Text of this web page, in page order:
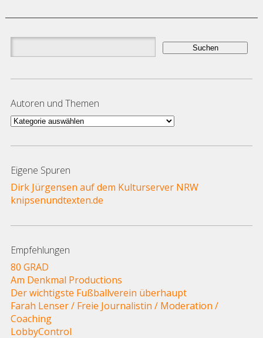
Suchen
nach:
Autoren und Themen
Autoren
Themen
Eigene Spuren
Dirk Jürgensen auf dem Kulturserver NRW
knipsenundtexten.de
Empfehlungen
80 GRAD
Am Denkmal Productions
Der wichtigste Fußballverein überhaupt
Farah Lenser / Freie Journalistin / Moderation /
Coaching
LobbyControl